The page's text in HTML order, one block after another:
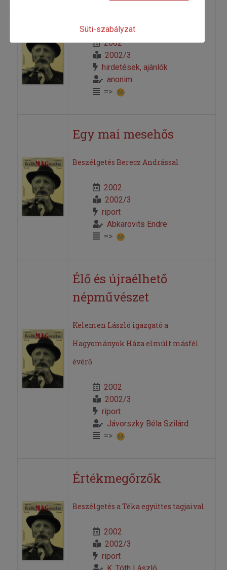
Csángóföld
2002
2002/3
hirdetések, ajánlók
anonim
=>
Egy mai mesehős
Beszélgetés Berecz Andrással
2002
2002/3
riport
Abkarovits Endre
=>
Élő és újraélhető
népművészet
Kelemen László igazgató a
Hagyományok Háza elmúlt másfél
évérő
2002
2002/3
riport
Jávorszky Béla Szilárd
=>
Értékmegőrzők
Beszélgetés a Téka együttes tagjaival
2002
2002/3
riport
Süti-szabályzat